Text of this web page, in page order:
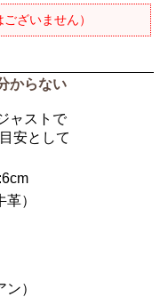
ざいません）
からない
ャストで
安として
）
）